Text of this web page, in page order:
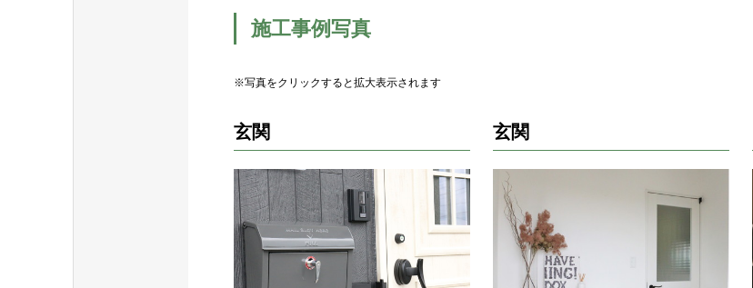
施工事例写真
※写真をクリックすると拡大表示されます
玄関 玄関